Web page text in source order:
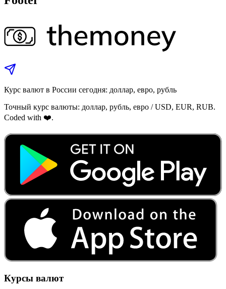
Курс валют в России сегодня: доллар, евро, рубль
Точный курс валюты: доллар, рубль, евро / USD, EUR, RUB.
Coded with ❤️.
Курсы валют